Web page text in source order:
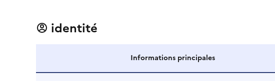
identité
Informations principales